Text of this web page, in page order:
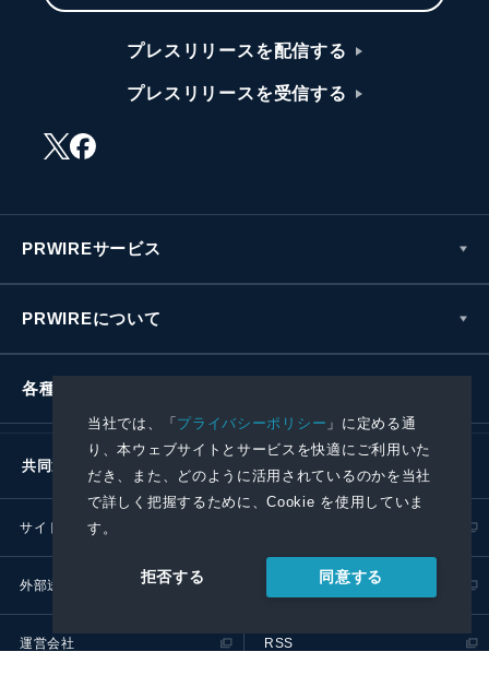
当社では、「プライバシーポリシー 」に定める通
り、本ウェブサイトとサービスを快適にご利用いた
だき、また、どのように活用されているのかを当社
で詳しく把握するために、Cookie を使用していま
す。
拒否する 同意する
プレスリリースを配信する
プレスリリースを受信する
PRWIREサービス
PRWIREについて
各種お問い合わせ
共同通信社グループ
サイトポリシー
外部送信ポリシー プレスリリース取扱基準
運営会社 RSS